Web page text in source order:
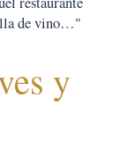
de vino…"
y